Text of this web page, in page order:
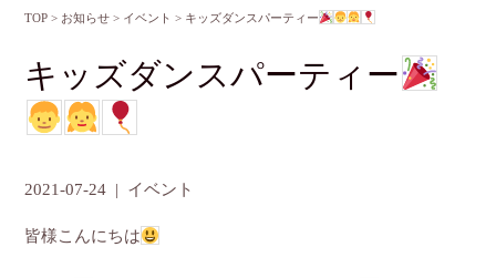
TOP > お知らせ > イベント > キッズダンスパーティー
キッズダンスパーティー
2021-07-24 | イベント
皆様こんにちは